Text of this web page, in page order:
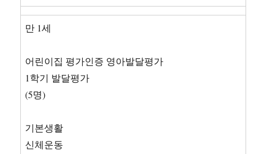
만 1세
어린이집 평가인증 영아발달평가
1학기 발달평가
(5명)
기본생활
신체운동